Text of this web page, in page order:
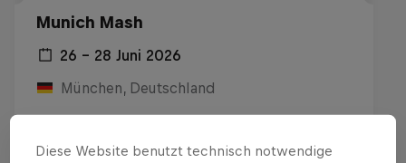
Munich Mash
26 – 28 Juni 2026
München, Deutschland
Diese Website benutzt technisch notwendige